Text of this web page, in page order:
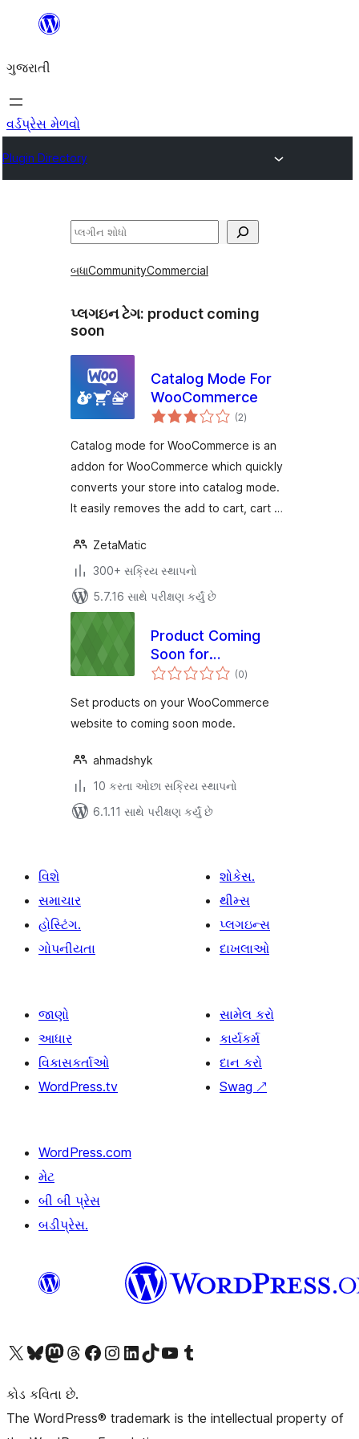
કંટેન્ટ(લખાણ)
જાઓ
ગુજરાતી
વર્ડપ્રેસ મેળવો
Plugin Directory
શોધો
બધાCommunityCommercial
પ્લગઇન ટેગ: product coming
soon
Catalog Mode For
WooCommerce
(2કુલ
રેટિંગ્સ
)
Catalog mode for WooCommerce is an
addon for WooCommerce which quickly
converts your store into catalog mode.
It easily removes the add to cart, cart …
ZetaMatic
300+ સક્રિય સ્થાપનો
5.7.16 સાથે પરીક્ષણ કર્યું છે
Product Coming
Soon for
WooCommerce
(0કુલ
રેટિંગ્સ
)
Set products on your WooCommerce
website to coming soon mode.
ahmadshyk
10 કરતા ઓછા સક્રિય સ્થાપનો
6.1.11 સાથે પરીક્ષણ કર્યું છે
વિશે
સમાચાર
હોસ્ટિંગ.
ગોપનીયતા
શોકેસ.
થીમ્સ
પ્લગઇન્સ
દાખલાઓ
જાણો
આધાર
વિકાસકર્તાઓ
WordPress.tv
સામેલ કરો
કાર્યકર્મ
દાન કરો
Swag ↗
WordPress.com
મેટ
બી બી પ્રેસ
બડીપ્રેસ.
અમારા X (અગાઉ ટ્વિટર) એકાઉન્ટની મુલાકાત લોઅમારા Bluesky એકાઉન્ટની મુલાકાત લોઅમારા માસ્ટોડોન એકાઉન્ટની મુલાકાત લોઅમારા Threads એકાઉન્ટની મુલાકાત લો અમારા ફેસબુક પેજની મુલાકાત લોઅમારા ઇન્સ્ટાગ્રામ એકાઉન્ટની મુલાકાત લો અમારા LinkedIn એકાઉન્ટની મુલાકાત લોઅમારા TikTok એકાઉન્ટની મુલાકાત લોઅમારી YouTube ચેનલની મુલાકાત લો અમારા Tumblr એકાઉન્ટની મુલાકાત લો
કોડ કવિતા છે.
The WordPress® trademark is the intellectual property of